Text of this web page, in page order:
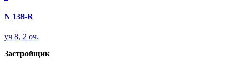
N 138-R
уч 8, 2 оч.
Застройщик